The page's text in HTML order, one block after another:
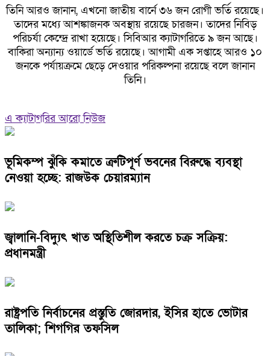
তিনি আরও জানান, এখনো জাতীয় বার্নে ৩৬ জন রোগী ভর্তি রয়েছে।
তাদের মধ্যে আশঙ্কাজনক অবস্থায় রয়েছে চারজন। তাদের নিবিড়
পরিচর্যা কেন্দ্রে রাখা হয়েছে। সিবিআর ক্যাটাগরিতে ৯ জন আছে।
বাকিরা অন্যান্য ওয়ার্ডে ভর্তি রয়েছে। আগামী এক সপ্তাহে আরও ১০
জনকে পর্যায়ক্রমে ছেড়ে দেওয়ার পরিকল্পনা রয়েছে বলে জানান
তিনি।
এ ক্যাটাগরির আরো নিউজ
ভূমিকম্প ঝুঁকি কমাতে ত্রুটিপূর্ণ ভবনের বিরুদ্ধে ব্যবস্থা
নেওয়া হচ্ছে: রাজউক চেয়ারম্যান
জ্বালানি-বিদ্যুৎ খাত অস্থিতিশীল করতে চক্র সক্রিয়:
প্রধানমন্ত্রী
রাষ্ট্রপতি নির্বাচনের প্রস্তুতি জোরদার, ইসির হাতে ভোটার
তালিকা; শিগগির তফসিল